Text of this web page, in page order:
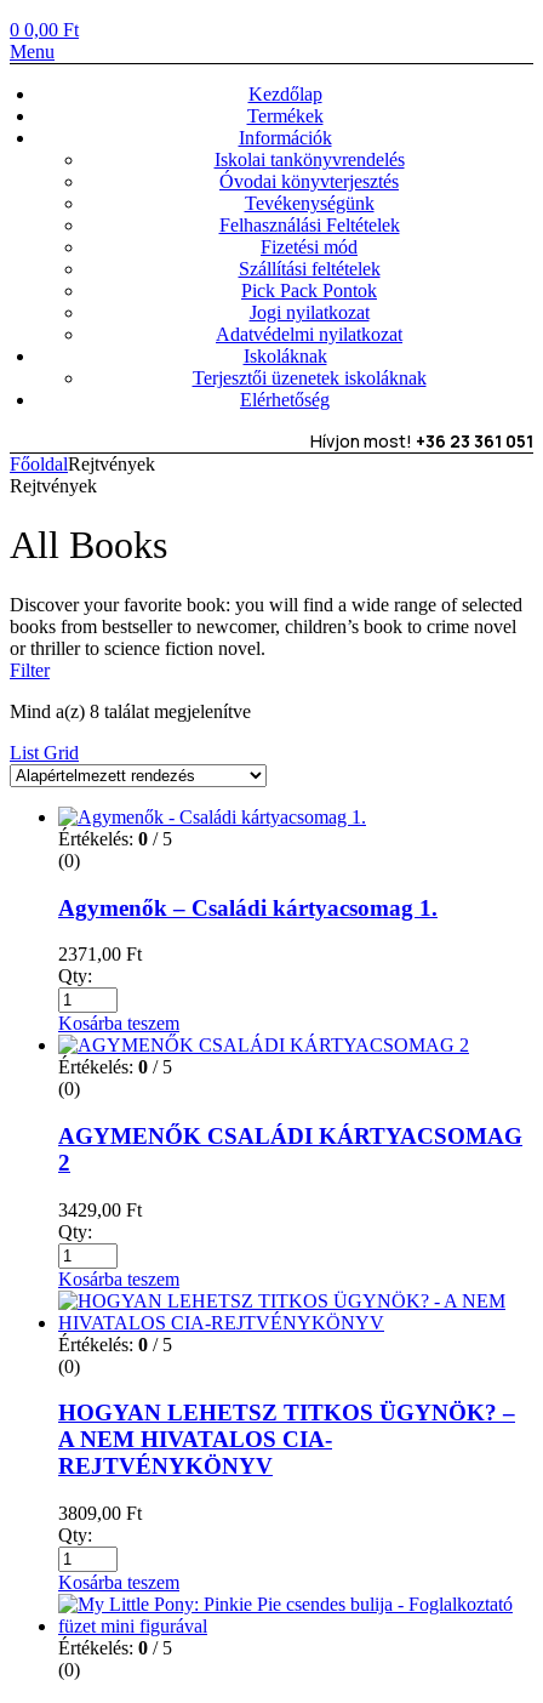
0 0,00 Ft
Menu
Kezdőlap
Termékek
Információk
Iskolai tankönyvrendelés
Óvodai könyvterjesztés
Tevékenységünk
Felhasználási Feltételek
Fizetési mód
Szállítási feltételek
Pick Pack Pontok
Jogi nyilatkozat
Adatvédelmi nyilatkozat
Iskoláknak
Terjesztői üzenetek iskoláknak
Elérhetőség
Hívjon most! +36 23 361 051
FőoldalRejtvények
Rejtvények
All Books
Discover your favorite book: you will find a wide range of selected
books from bestseller to newcomer, children’s book to crime novel
or thriller to science fiction novel.
Filter
Mind a(z) 8 találat megjelenítve
List Grid
Értékelés: 0 / 5
(0)
Agymenők – Családi kártyacsomag 1.
2371,00 Ft
Qty:
Kosárba teszem
Értékelés: 0 / 5
(0)
AGYMENŐK CSALÁDI KÁRTYACSOMAG
2
3429,00 Ft
Qty:
Kosárba teszem
Értékelés: 0 / 5
(0)
HOGYAN LEHETSZ TITKOS ÜGYNÖK? –
A NEM HIVATALOS CIA-
REJTVÉNYKÖNYV
3809,00 Ft
Qty:
Kosárba teszem
Értékelés: 0 / 5
(0)